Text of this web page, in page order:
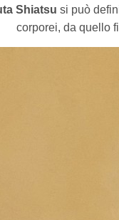
Shiatsu si può
corporei, da quello